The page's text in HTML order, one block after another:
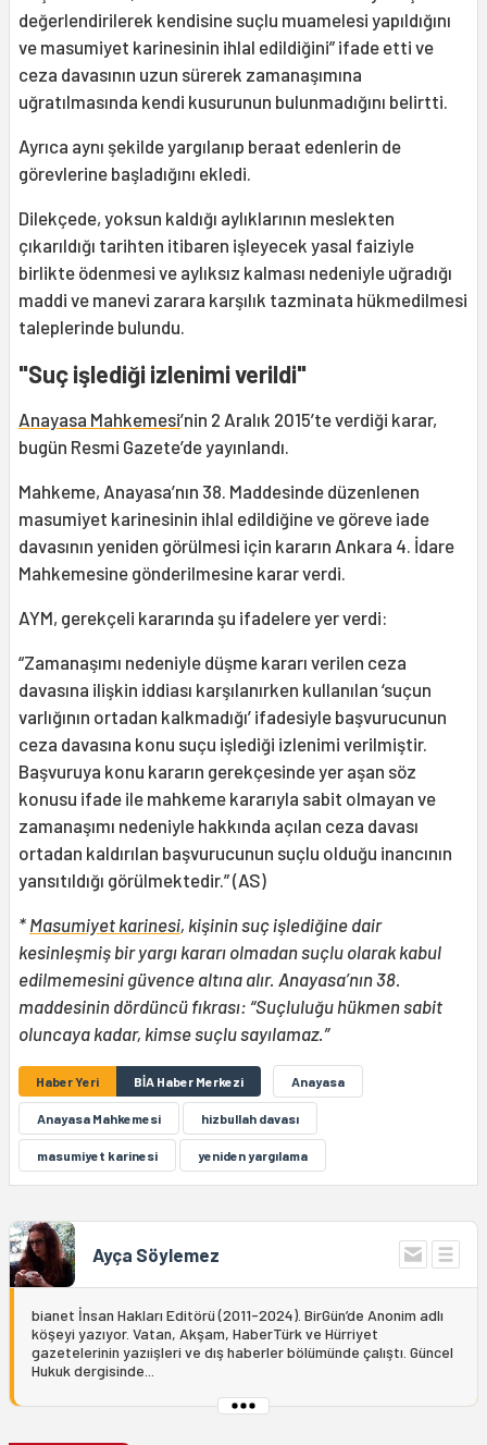
değerlendirilerek kendisine suçlu muamelesi yapıldığını
ve masumiyet karinesinin ihlal edildiğini” ifade etti ve
ceza davasının uzun sürerek zamanaşımına
uğratılmasında kendi kusurunun bulunmadığını belirtti.
Ayrıca aynı şekilde yargılanıp beraat edenlerin de
görevlerine başladığını ekledi.
Dilekçede, yoksun kaldığı aylıklarının meslekten
çıkarıldığı tarihten itibaren işleyecek yasal faiziyle
birlikte ödenmesi ve aylıksız kalması nedeniyle uğradığı
maddi ve manevi zarara karşılık tazminata hükmedilmesi
taleplerinde bulundu.
"Suç işlediği izlenimi verildi"
Anayasa Mahkemesi’nin 2 Aralık 2015’te verdiği karar,
bugün Resmi Gazete’de yayınlandı.
Mahkeme, Anayasa’nın 38. Maddesinde düzenlenen
masumiyet karinesinin ihlal edildiğine ve göreve iade
davasının yeniden görülmesi için kararın Ankara 4. İdare
Mahkemesine gönderilmesine karar verdi.
AYM, gerekçeli kararında şu ifadelere yer verdi:
“Zamanaşımı nedeniyle düşme kararı verilen ceza
davasına ilişkin iddiası karşılanırken kullanılan ‘suçun
varlığının ortadan kalkmadığı’ ifadesiyle başvurucunun
ceza davasına konu suçu işlediği izlenimi verilmiştir.
Başvuruya konu kararın gerekçesinde yer aşan söz
konusu ifade ile mahkeme kararıyla sabit olmayan ve
zamanaşımı nedeniyle hakkında açılan ceza davası
ortadan kaldırılan başvurucunun suçlu olduğu inancının
yansıtıldığı görülmektedir.” (AS)
* Masumiyet karinesi, kişinin suç işlediğine dair
kesinleşmiş bir yargı kararı olmadan suçlu olarak kabul
edilmemesini güvence altına alır. Anayasa’nın 38.
maddesinin dördüncü fıkrası: “Suçluluğu hükmen sabit
oluncaya kadar, kimse suçlu sayılamaz.”
Haber Yeri BİA Haber Merkezi Anayasa
Anayasa Mahkemesi hizbullah davası
masumiyet karinesi yeniden yargılama
Ayça Söylemez
bianet İnsan Hakları Editörü (2011-2024). BirGün’de Anonim adlı
köşeyi yazıyor. Vatan, Akşam, HaberTürk ve Hürriyet
gazetelerinin yazıişleri ve dış haberler bölümünde çalıştı. Güncel
Hukuk dergisinde...